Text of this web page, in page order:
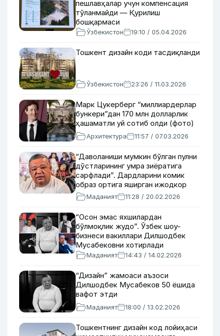
пешлавҳалар учун компенсация
тўланмайди — Қурилиш
бошқармаси
Ўзбекистон 19:10 / 05.04.2026
Тошкент дизайн коди тасдиқланди
Ўзбекистон 23:26 / 11.03.2026
Марк Цукерберг “миллиардерлар
бункери”дан 170 млн долларлик
ҳашаматли уй сотиб олди (фото)
Архитектура 11:57 / 07.03.2026
“Даволаниши мумкин бўлган пулни
дўстларининг умра зиёратига
сарфлади”. Дардларини комик
образ ортига яширган ижодкор
Дилшодбек Мусабековни
хотирлаймиз
Маданият 11:28 / 20.02.2026
“Осон эмас яхшилардан
бўлмоқлик жудо”. Ўзбек шоу-
бизнеси вакиллари Дилшодбек
Мусабековни хотирлади
Маданият 14:43 / 14.02.2026
“Дизайн” жамоаси аъзоси
Дилшодбек Мусабеков 50 ёшида
вафот этди
Маданият 18:00 / 13.02.2026
Тошкентнинг дизайн код лойиҳаси